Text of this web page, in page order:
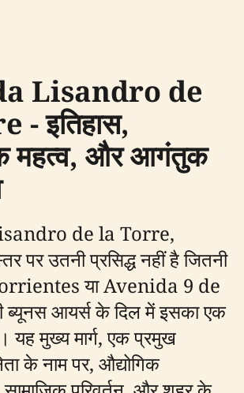
Lisandro de
- इतिहास,
महत्व, और आगंतुक
de la Torre,
पर उतनी प्रसिद्ध नहीं है जितनी
या Avenida 9 de
ब्यूनस आयर्स के दिल में इसका एक
यह मुख्य मार्ग, एक प्रमुख
के नाम पर, औद्योगिक